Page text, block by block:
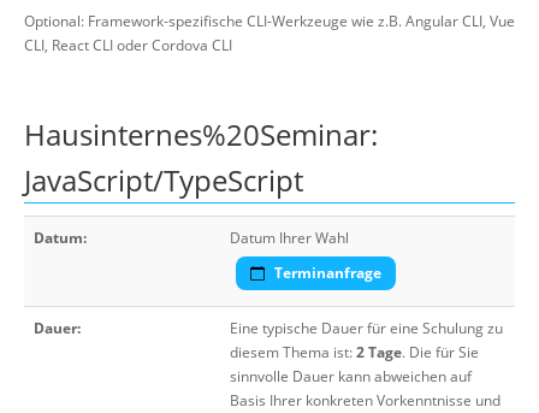
Optional: Framework-spezifische CLI-Werkzeuge wie z.B. Angular CLI, Vue
CLI, React CLI oder Cordova CLI
Hausinternes%20Seminar:
JavaScript/TypeScript
Datum:
Datum Ihrer Wahl
Terminanfrage
Dauer:
Eine typische Dauer für eine Schulung zu
diesem Thema ist:2 Tage. Die für Sie
sinnvolle Dauer kann abweichen auf
Basis Ihrer konkreten Vorkenntnisse und